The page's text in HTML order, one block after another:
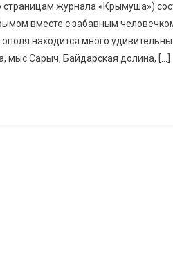
страницам журнала «Крымуша»)
вместе с забавным
находится много
мыс Сарыч, Байдарская долина, […]